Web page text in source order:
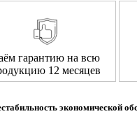
гарантию на всю
12 месяцев
экономической